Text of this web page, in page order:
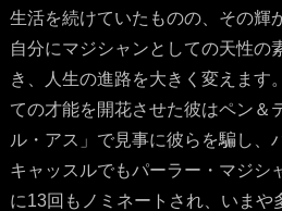
生活を続けていたものの、その輝
自分にマジシャンとしての天性の
き、人生の進路を大きく変えます
ての才能を開花させた彼はペン＆
ル・アス」で見事に彼らを騙し、
キャッスルでもパーラー・マジシ
に13回もノミネートされ、いまや